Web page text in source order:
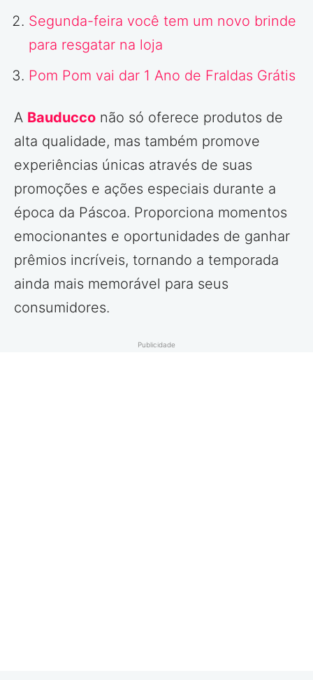
Segunda-feira você tem um novo brinde
para resgatar na loja
Pom Pom vai dar 1 Ano de Fraldas Grátis
A Bauducco não só oferece produtos de
alta qualidade, mas também promove
experiências únicas através de suas
promoções e ações especiais durante a
época da Páscoa. Proporciona momentos
emocionantes e oportunidades de ganhar
prêmios incríveis, tornando a temporada
ainda mais memorável para seus
consumidores.
Publicidade